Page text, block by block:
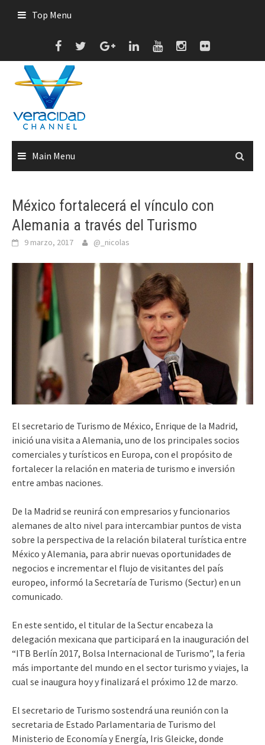
Top Menu
Main Menu
México fortalecerá el vínculo con
Alemania a través del Turismo
9 marzo, 2017 @_nicolas
El secretario de Turismo de México, Enrique de la Madrid,
inició una visita a Alemania, uno de los principales socios
comerciales y turísticos en Europa, con el propósito de
fortalecer la relación en materia de turismo e inversión
entre ambas naciones.
De la Madrid se reunirá con empresarios y funcionarios
alemanes de alto nivel para intercambiar puntos de vista
sobre la perspectiva de la relación bilateral turística entre
México y Alemania, para abrir nuevas oportunidades de
negocios e incrementar el flujo de visitantes del país
europeo, informó la Secretaría de Turismo (Sectur) en un
comunicado.
En este sentido, el titular de la Sectur encabeza la
delegación mexicana que participará en la inauguración del
“ITB Berlín 2017, Bolsa Internacional de Turismo”, la feria
más importante del mundo en el sector turismo y viajes, la
cual se inaugura hoy y finalizará el próximo 12 de marzo.
El secretario de Turismo sostendrá una reunión con la
secretaria de Estado Parlamentaria de Turismo del
Ministerio de Economía y Energía, Iris Gleicke, donde